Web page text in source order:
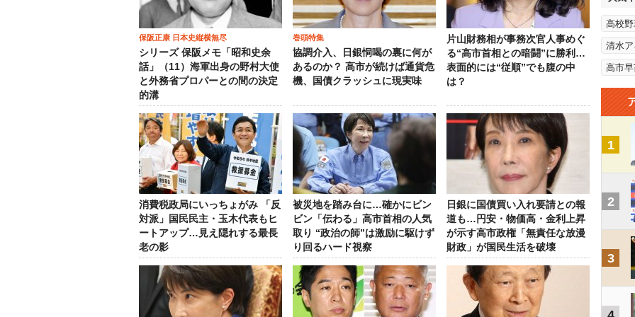
保阪正康 日本史縦横無尽
シリーズ 保阪メモ「昭和史余
話」（11）海軍出身の野村大使
と外務省プロパーとの間の決定
的溝
巻頭特集
協調介入、日銀恫喝の裏に何が
あるのか？ 高市が続けば通貨危
機、国債クラッシュに現実味
片山財務相が事務次官人事めぐ
る“高市首相との暗闘”に勝利…
表面的には“従順”でも腹の中
は？
消費税政局にいっちょがみ 「反
対派」国民民主・玉木代表もヒ
ートアップ…見え隠れする最長
老の影
被災地を踏み台に…確かにビン
ビン「伝わる」高市首相の人気
取り “政治の師”は激励に駆けず
り回るハード視察
日銀に国債買い入れ要請との報
道も…円安・物価高・金利上昇
が示す高市政権「無責任な放漫
財政」が国民生活を破壊
高校
清水
高市
1
2
3